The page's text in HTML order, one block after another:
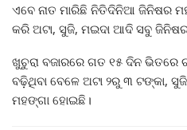
ଏବେ ନାତ ମାରିଛି ନିତିଦିନିଆ ଜିନିଷର
କରି ଅଟା, ସୁଜି, ମଇଦା ଆଦି ସବୁ ଜିନିଷର
ଖୁଚୁରା ବଜାରରେ ଗତ ୧୫ ଦିନ ଭିତରେ
ବଢ଼ିଥିବା ବେଳେ ଅଟା ୨ରୁ ୩ ଟଙ୍କା,
ମହଙ୍ଗା ହୋଇଛି।